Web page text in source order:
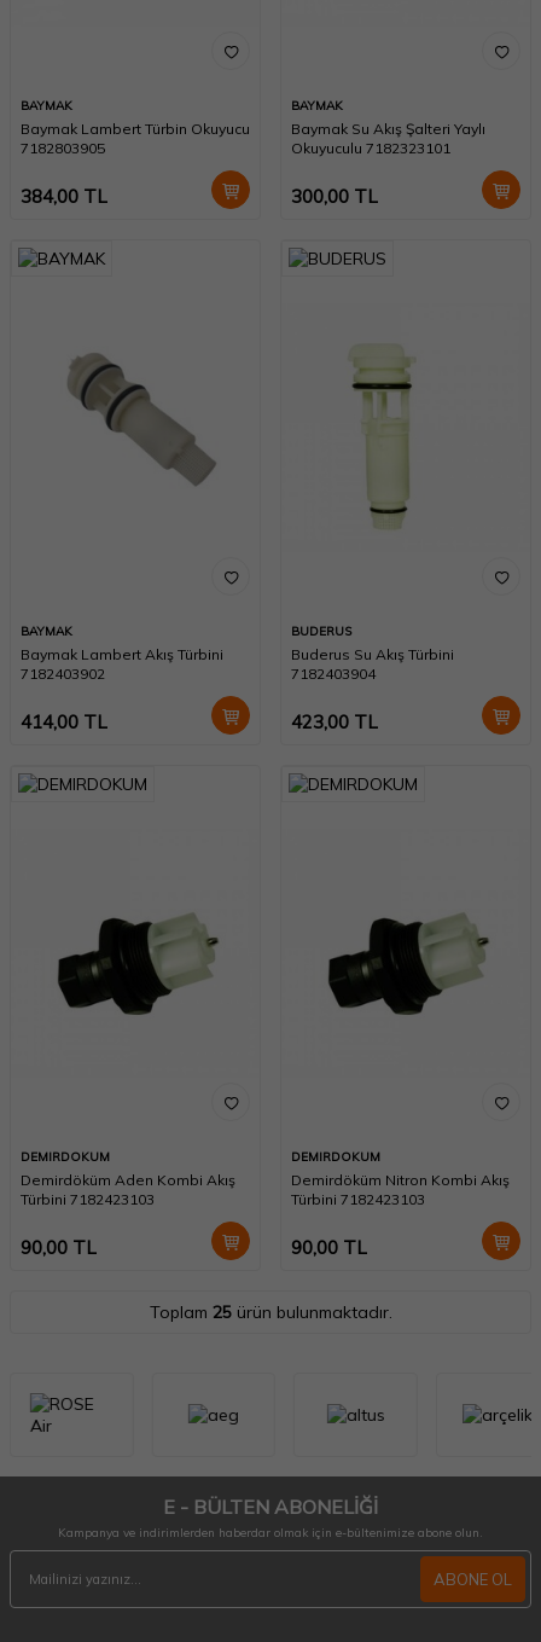
BAYMAK
Baymak Lambert Türbin Okuyucu
7182803905
384,00 TL
BAYMAK
Baymak Su Akış Şalteri Yaylı
Okuyuculu 7182323101
300,00 TL
BAYMAK
Baymak Lambert Akış Türbini
7182403902
414,00 TL
BUDERUS
Buderus Su Akış Türbini
7182403904
423,00 TL
DEMIRDOKUM
Demirdöküm Aden Kombi Akış
Türbini 7182423103
90,00 TL
DEMIRDOKUM
Demirdöküm Nitron Kombi Akış
Türbini 7182423103
90,00 TL
Toplam 25ürün bulunmaktadır.
E - BÜLTEN ABONELİĞİ
Kampanya ve indirimlerden haberdar olmak için e-bültenimize abone olun.
ABONE OL